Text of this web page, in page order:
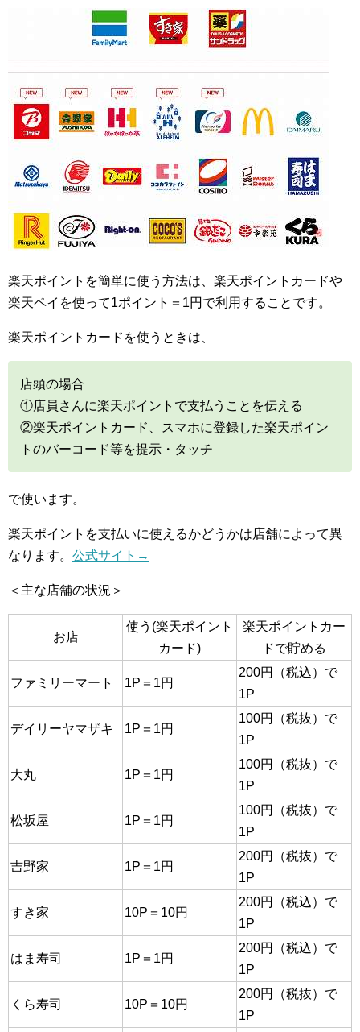
楽天ポイントを簡単に使う方法は、楽天ポイントカードや
楽天ペイを使って1ポイント＝1円で利用することです。
楽天ポイントカードを使うときは、
店頭の場合
①店員さんに楽天ポイントで支払うことを伝える
②楽天ポイントカード、スマホに登録した楽天ポイン
トのバーコード等を提示・タッチ
で使います。
楽天ポイントを支払いに使えるかどうかは店舗によって異
なります。 公式サイト→
＜主な店舗の状況＞
お店
使う(楽天ポイント
カード)
楽天ポイントカー
ドで貯める
ファミリーマート 1P＝1円
200円（税込）で
1P
デイリーヤマザキ 1P＝1円
100円（税抜）で
1P
大丸 1P＝1円
100円（税抜）で
1P
松坂屋 1P＝1円
100円（税抜）で
1P
吉野家 1P＝1円
200円（税抜）で
1P
すき家 10P＝10円
200円（税込）で
1P
はま寿司 1P＝1円
200円（税込）で
1P
くら寿司 10P＝10円
200円（税抜）で
1P